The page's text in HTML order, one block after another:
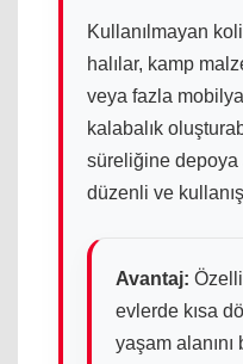
Kullanılmayan
halılar, kamp
veya fazla
kalabalık
süreliğine depoya
düzenli ve
Avantaj:
evlerde kısa
yaşam